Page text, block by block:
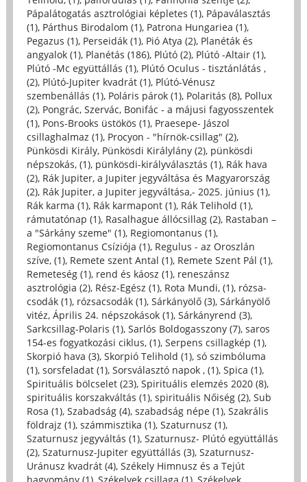
Pápalátogatás asztrológiai képletes (1), Pápaválasztás
(1), Párthus Birodalom (1), Patrona Hungariea (1),
Pegazus (1), Perseidák (1), Pió Atya (2), Planéták és
angyalok (1), Planétás (186), Plútó (2), Plútó -Altair (1),
Plútó -Mc együttállás (1), Plútó Oculus - tisztánlátás ,
(2), Plútó-Jupiter kvadrát (1), Plútó-Vénusz
szembenállás (1), Poláris párok (1), Polaritás (8), Pollux
(2), Pongrác, Szervác, Bonifác - a májusi fagyosszentek
(1), Pons-Brooks üstökös (1), Praesepe- Jászol
csillaghalmaz (1), Procyon - "hírnök-csillag" (2),
Pünkösdi Király, Pünkösdi Királylány (2), pünkösdi
népszokás, (1), pünkösdi-királyválasztás (1), Rák hava
(2), Rák Jupiter, a Jupiter jegyváltása és Magyarország
(2), Rák Jupiter, a Jupiter jegyváltása,- 2025. június (1),
Rák karma (1), Rák karmapont (1), Rák Telihold (1),
rámutatónap (1), Rasalhague állócsillag (2), Rastaban –
a "Sárkány szeme" (1), Regiomontanus (1),
Regiomontanus Csíziója (1), Regulus - az Oroszlán
szíve, (1), Remete szent Antal (1), Remete Szent Pál (1),
Remeteség (1), rend és káosz (1), reneszánsz
asztrológia (2), Rész-Egész (1), Rota Mundi, (1), rózsa-
csodák (1), rózsacsodák (1), Sárkányölő (3), Sárkányölő
vitéz, Április 24. népszokások (1), Sárkányrend (3),
Sarkcsillag-Polaris (1), Sarlós Boldogasszony (7), saros
154-es fogyatkozási ciklus, (1), Serpens csillagkép (1),
Skorpió hava (3), Skorpió Telihold (1), só szimbóluma
(1), sorsfeladat (1), Sorsválasztó napok , (1), Spica (1),
Spirituális bölcselet (23), Spirituális elemzés 2020 (8),
spirituális korszakváltás (1), spirituális Nőiség (2), Sub
Rosa (1), Szabadság (4), szabadság népe (1), Szakrális
földrajz (1), számmisztika (1), Szaturnusz (1),
Szaturnusz jegyváltás (1), Szaturnusz- Plútó együttállás
(2), Szaturnusz-Jupiter együttállás (3), Szaturnusz-
Uránusz kvadrát (4), Székely Himnusz és a Tejút